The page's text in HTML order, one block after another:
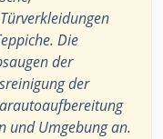
Die
der
der
und Umgebung an.